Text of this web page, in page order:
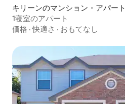
キリーンのマンション・アパート
1寝室のアパート
価格 ·快適さ · おもてなし